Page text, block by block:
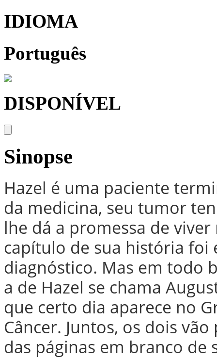
IDIOMA
Português
DISPONÍVEL
Sinopse
Hazel é uma paciente
da medicina, seu tumor
lhe dá a promessa de
capítulo de sua história
diagnóstico. Mas em todo
a de Hazel se chama
que certo dia aparece no
Câncer. Juntos, os dois
das páginas em branco de